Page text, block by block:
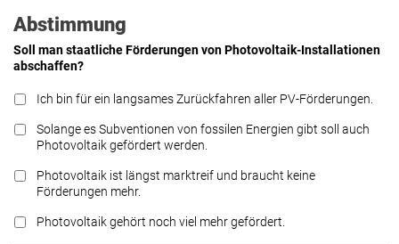
Abstimmung
Soll man staatliche Förderungen von Photovoltaik-Installationen
abschaffen?
Ich bin für ein langsames Zurückfahren aller PV-Förderungen.
Solange es Subventionen von fossilen Energien gibt soll auch
Photovoltaik gefördert werden.
Photovoltaik ist längst marktreif und braucht keine
Förderungen mehr.
Photovoltaik gehört noch viel mehr gefördert.